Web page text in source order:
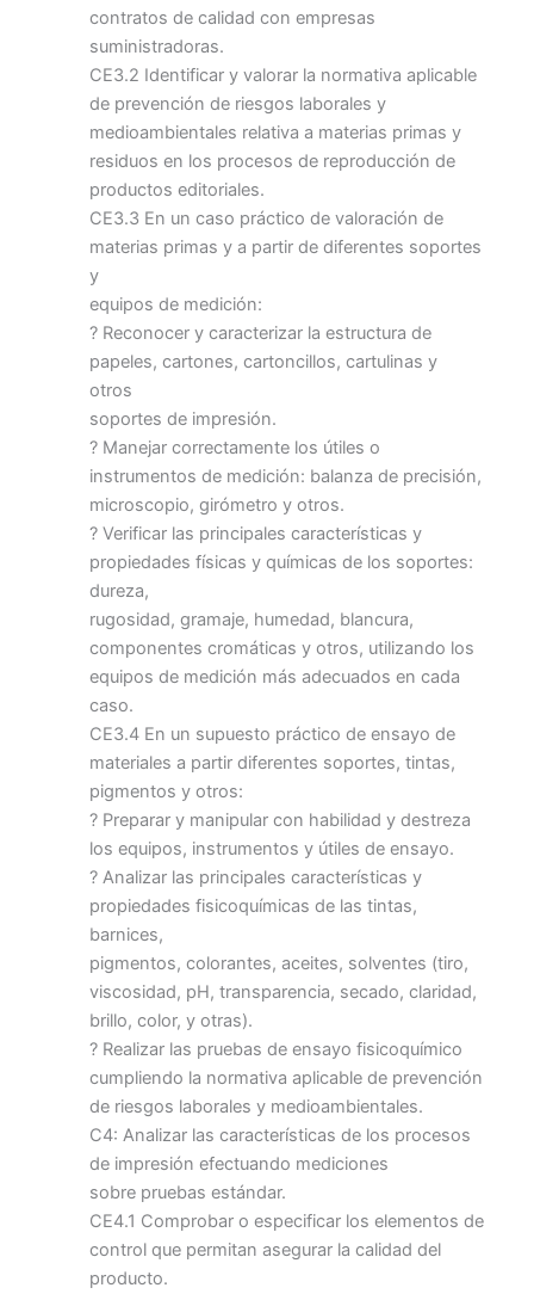
contratos de calidad con empresas
suministradoras.
CE3.2 Identificar y valorar la normativa aplicable
de prevención de riesgos laborales y
medioambientales relativa a materias primas y
residuos en los procesos de reproducción de
productos editoriales.
CE3.3 En un caso práctico de valoración de
materias primas y a partir de diferentes soportes
y
equipos de medición:
? Reconocer y caracterizar la estructura de
papeles, cartones, cartoncillos, cartulinas y
otros
soportes de impresión.
? Manejar correctamente los útiles o
instrumentos de medición: balanza de precisión,
microscopio, girómetro y otros.
? Verificar las principales características y
propiedades físicas y químicas de los soportes:
dureza,
rugosidad, gramaje, humedad, blancura,
componentes cromáticas y otros, utilizando los
equipos de medición más adecuados en cada
caso.
CE3.4 En un supuesto práctico de ensayo de
materiales a partir diferentes soportes, tintas,
pigmentos y otros:
? Preparar y manipular con habilidad y destreza
los equipos, instrumentos y útiles de ensayo.
? Analizar las principales características y
propiedades fisicoquímicas de las tintas,
barnices,
pigmentos, colorantes, aceites, solventes (tiro,
viscosidad, pH, transparencia, secado, claridad,
brillo, color, y otras).
? Realizar las pruebas de ensayo fisicoquímico
cumpliendo la normativa aplicable de prevención
de riesgos laborales y medioambientales.
C4: Analizar las características de los procesos
de impresión efectuando mediciones
sobre pruebas estándar.
CE4.1 Comprobar o especificar los elementos de
control que permitan asegurar la calidad del
producto.